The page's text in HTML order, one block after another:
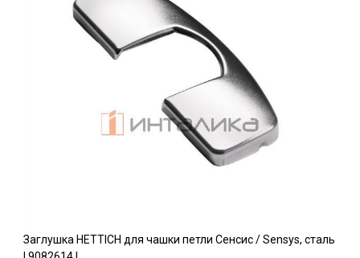
Заглушка HETTICH для чашки петли Сенсис / Sensys, сталь